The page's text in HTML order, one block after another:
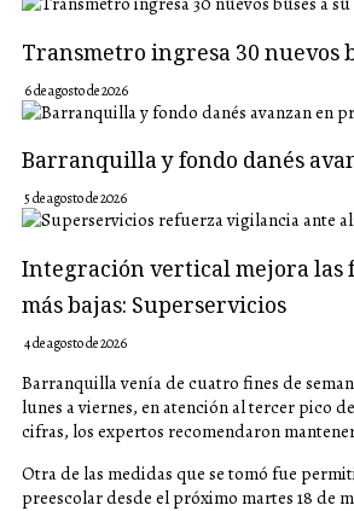
Transmetro ingresa 30 nuevos
6 de agosto de 2026
Barranquilla y fondo danés
5 de agosto de 2026
Integración vertical mejora las
más bajas: Superservicios
4 de agosto de 2026
Barranquilla venía de cuatro fines de
lunes a viernes, en atención al tercer pico
cifras, los expertos recomendaron
Otra de las medidas que se tomó fue
preescolar desde el próximo martes 18 de